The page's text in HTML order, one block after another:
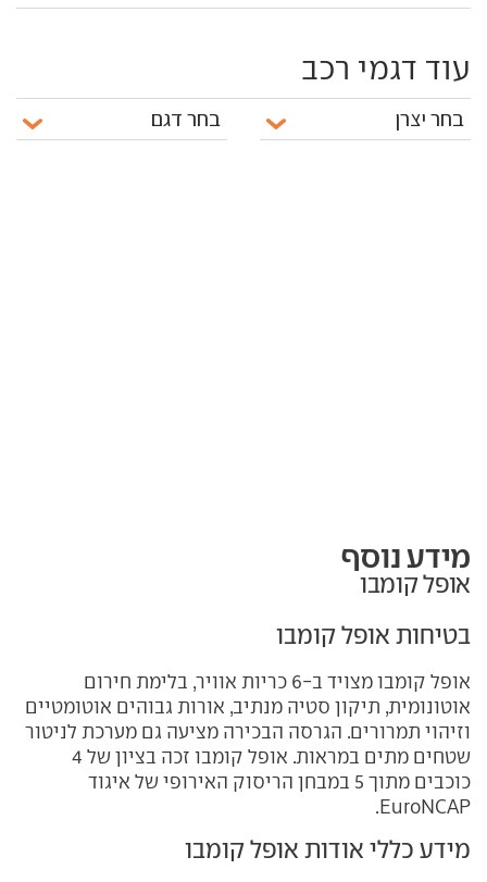
עוד דגמי רכב
מידע נוסף
אופל קומבו
בטיחות אופל קומבו
אופל קומבו מצויד ב-6 כריות אוויר, בלימת חירום
אוטונומית, תיקון סטיה מנתיב, אורות גבוהים אוטומטיים
וזיהוי תמרורים. הגרסה הבכירה מציעה גם מערכת לניטור
שטחים מתים במראות. אופל קומבו זכה בציון של 4
כוכבים מתוך 5 במבחן הריסוק האירופי של איגוד
EuroNCAP.
מידע כללי אודות אופל קומבו